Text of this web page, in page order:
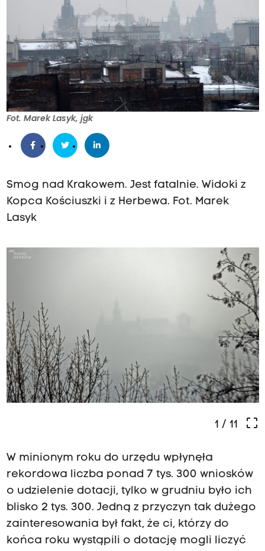
Fot. Marek Lasyk, jgk
Smog nad Krakowem. Jest fatalnie. Widoki z
Kopca Kościuszki i z Herbewa. Fot. Marek
Lasyk
crop_free
1 / 11
W minionym roku do urzędu wpłynęła
rekordowa liczba ponad 7 tys. 300 wniosków
o udzielenie dotacji, tylko w grudniu było ich
blisko 2 tys. 300. Jedną z przyczyn tak dużego
zainteresowania był fakt, że ci, którzy do
końca roku wystąpili o dotację mogli liczyć